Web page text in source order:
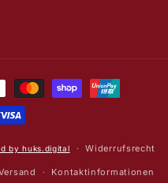
by huks.digital Widerrufsrecht
Kontaktinformationen